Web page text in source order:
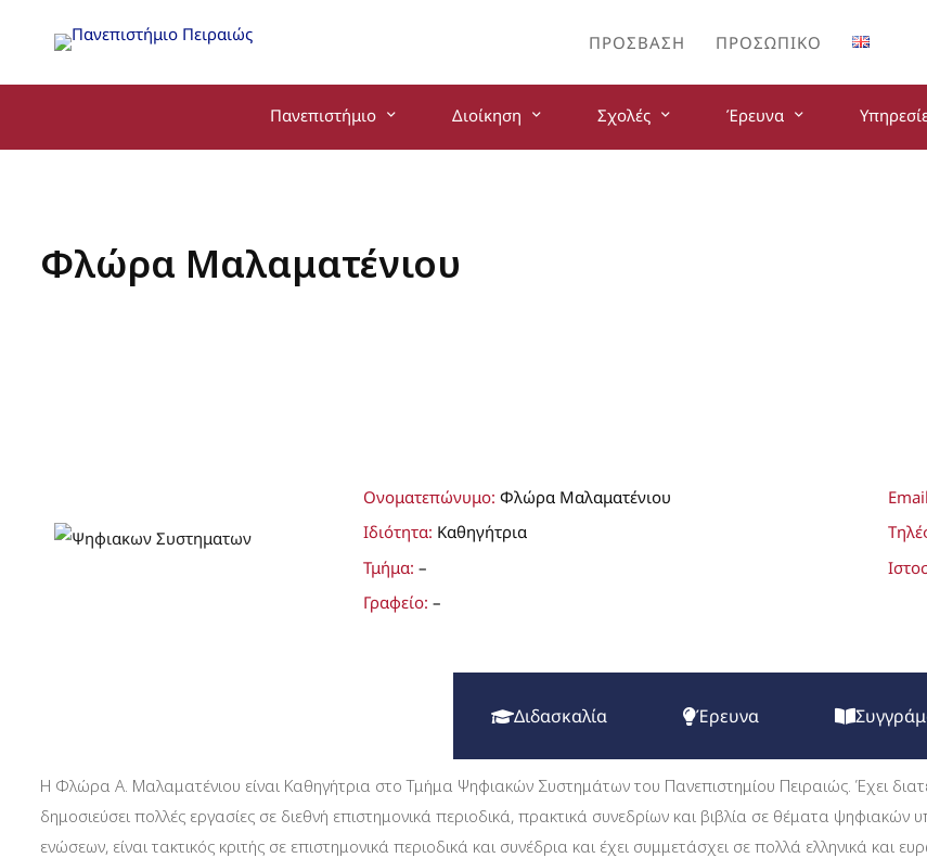
ΠΡΌΣΒΑΣΗ ΠΡΟΣΩΠΙΚΌ
Πανεπιστήμιο Διοίκηση Σχολές Έρευνα
Φλώρα Μαλαματένιου
Ονοματεπώνυμο: Φλώρα Μαλαματένιου
Ιδιότητα: Καθηγήτρια
Τμήμα: –
Γραφείο: –
Διδασκαλία Έρευνα
Η Φλώρα Α. Μαλαματένιου είναι Καθηγήτρια στο Τμήμα Ψηφιακών Συστημάτων του Πανεπιστημίου Πειραιώς. Έχει
δημοσιεύσει πολλές εργασίες σε διεθνή επιστημονικά περιοδικά, πρακτικά συνεδρίων και βιβλία σε θέματα ψηφιακών
ενώσεων, είναι τακτικός κριτής σε επιστημονικά περιοδικά και συνέδρια και έχει συμμετάσχει σε πολλά ελληνικά